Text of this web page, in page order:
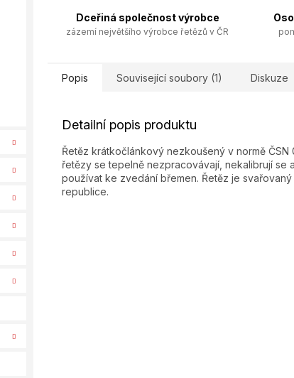
Dceřiná společnost výrobce
zázemí největšího výrobce řetězů v ČR
Popis Související soubory (1) Diskuze
Detailní popis produktu
Řetěz krátkočlánkový nezkoušený v normě ČSN
řetězy se tepelně nezpracovávají, nekalibrují se
používat ke zvedání břemen. Řetěz je
republice.